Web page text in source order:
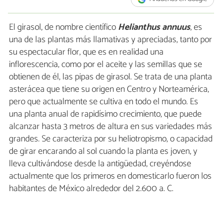
El girasol, de nombre científicoHelianthus annuus, es
una de las plantas más llamativas y apreciadas, tanto por
su espectacular flor, que es en realidad una
inflorescencia, como por el aceite y las semillas que se
obtienen de él, las pipas de girasol. Se trata de una planta
asterácea que tiene su origen en Centro y Norteamérica,
pero que actualmente se cultiva en todo el mundo. Es
una planta anual de rapidísimo crecimiento, que puede
alcanzar hasta 3 metros de altura en sus variedades más
grandes. Se caracteriza por su heliotropismo, o capacidad
de girar encarando al sol cuando la planta es joven, y
lleva cultivándose desde la antigüedad, creyéndose
actualmente que los primeros en domesticarlo fueron los
habitantes de México alrededor del 2.600 a. C.